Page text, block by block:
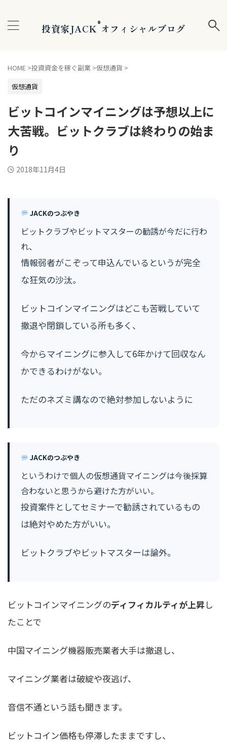
投資家JACK®オフィシャルブログ
HOME >投資資金を稼ぐ副業 >仮想通貨 >
仮想通貨
ビットコインマイニングは予想以上に
大苦戦。ビットクラブは終わりの始ま
り
2018年11月4日
JACKのつぶやき
ビットクラブやビットマスターの勧誘が今だに行わ
れ、
情報弱者がこぞって申込んでいるというが完全
な狂気の沙汰。
ビットコインマイニングはどこも苦戦していて
撤退や閉鎖している所も多く、
今からマイニングに参入して6年かけて回収なん
かできるわけがない。
ただのネズミ講なので絶対参加しないように
JACKのつぶやき
というわけで個人の仮想通貨マイニングは今後採算
合わないと思うから避けた方がいい。
投資案件としてセミナーで勧誘されているもの
は絶対やめた方がいい。
ビットクラブやビットマスターは論外。
ビットコインマイニングのディフィカルティが上昇し
たことで
中国マイニング機器販売業者大手は撤退し、
マイニング業者は破綻や夜逃げ、
音信不通という話も聞きます。
ビットコイン価格も停滞したままですし、